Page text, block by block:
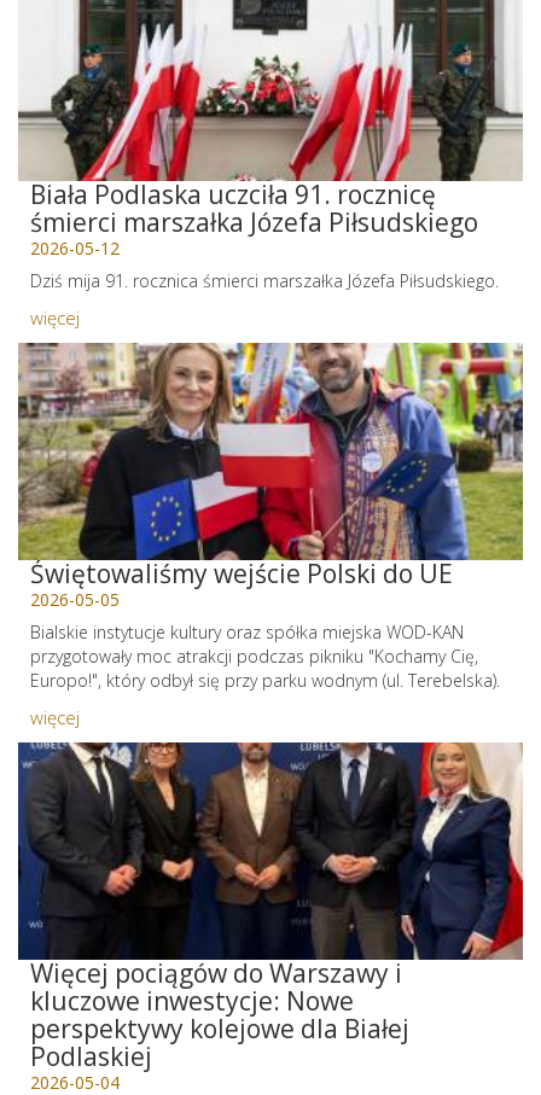
Biała Podlaska uczciła 91. rocznicę
śmierci marszałka Józefa Piłsudskiego
2026-05-12
Dziś mija 91. rocznica śmierci marszałka Józefa Piłsudskiego.
więcej
Świętowaliśmy wejście Polski do UE
2026-05-05
Bialskie instytucje kultury oraz spółka miejska WOD-KAN
przygotowały moc atrakcji podczas pikniku "Kochamy Cię,
Europo!", który odbył się przy parku wodnym (ul. Terebelska).
więcej
Więcej pociągów do Warszawy i
kluczowe inwestycje: Nowe
perspektywy kolejowe dla Białej
Podlaskiej
2026-05-04